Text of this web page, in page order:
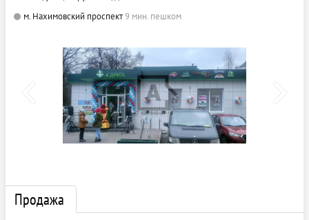
м. Нахимовский проспект9 мин. пешком
Продажа